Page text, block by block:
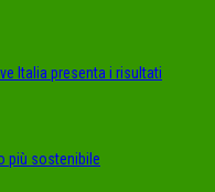
Italia presenta i risultati
più sostenibile